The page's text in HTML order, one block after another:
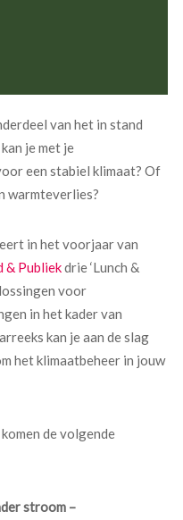
van het in stand
je met je
een stabiel klimaat? Of
warmteverlies?
in het voorjaar van
& Publiekdrie ‘Lunch &
voor
in het kader van
kan je aan de slag
het klimaatbeheer in jouw
de volgende
stroom –